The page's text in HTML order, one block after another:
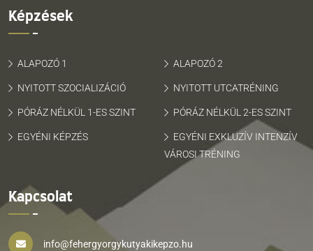
Képzések
ALAPOZÓ 1 ALAPOZÓ 2
NYITOTT SZOCIALIZÁCIÓ NYITOTT UTCATRÉNING
PÓRÁZ NÉLKÜL 1-ES SZINT PÓRÁZ NÉLKÜL 2-ES SZINT
EGYÉNI KÉPZÉS
EGYÉNI EXKLUZÍV INTENZÍV
VÁROSI TRÉNING
Kapcsolat
info@fehergyorgykutyakikepzo.hu